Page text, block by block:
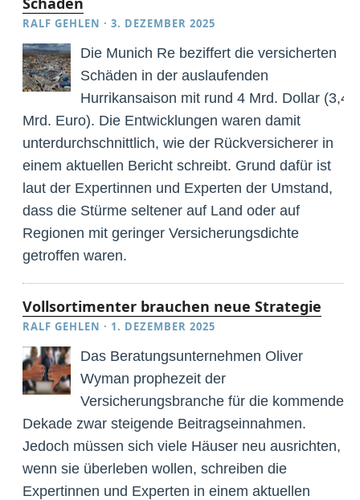
RALF GEHLEN ·3. DEZEMBER 2025
Die Munich Re beziffert die versicherten
Schäden in der auslaufenden
Hurrikansaison mit rund 4 Mrd. Dollar (3,4
Mrd. Euro). Die Entwicklungen waren damit
unterdurchschnittlich, wie der Rückversicherer in
einem aktuellen Bericht schreibt. Grund dafür ist
laut der Expertinnen und Experten der Umstand,
dass die Stürme seltener auf Land oder auf
Regionen mit geringer Versicherungsdichte
getroffen waren.
Vollsortimenter brauchen neue Strategie
RALF GEHLEN · 1. DEZEMBER 2025
Das Beratungsunternehmen Oliver
Wyman prophezeit der
Versicherungsbranche für die kommende
Dekade zwar steigende Beitragseinnahmen.
Jedoch müssen sich viele Häuser neu ausrichten,
wenn sie überleben wollen, schreiben die
Expertinnen und Experten in einem aktuellen